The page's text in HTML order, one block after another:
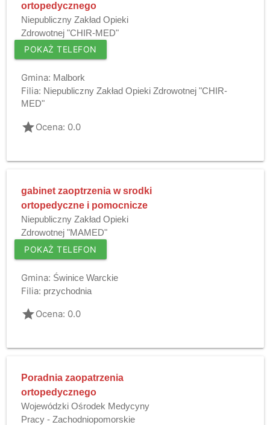
ortopedycznego
Niepubliczny Zakład Opieki
Zdrowotnej "CHIR-MED"
POKAŻ TELEFON
Gmina: Malbork
Filia: Niepubliczny Zakład Opieki Zdrowotnej "CHIR-
MED"
gradeOcena: 0.0
gabinet zaoptrzenia w srodki
ortopedyczne i pomocnicze
Niepubliczny Zakład Opieki
Zdrowotnej "MAMED"
POKAŻ TELEFON
Gmina: Świnice Warckie
Filia: przychodnia
gradeOcena: 0.0
Poradnia zaopatrzenia
ortopedycznego
Wojewódzki Ośrodek Medycyny
Pracy - Zachodniopomorskie